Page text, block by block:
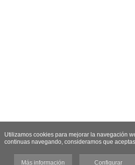
Utilizamos cookies para mejorar la navegación
continuas navegando, consideramos que
Más información Configurar